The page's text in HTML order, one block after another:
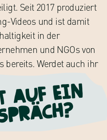
Seit 2017 produziert
Videos und ist damit
in der
und NGOs von
bereits. Werdet auch ihr
auf Ein